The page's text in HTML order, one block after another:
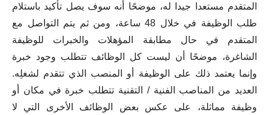
المتقدم مستعدا جيدا له، موضحًا أنه سوف يصل تأكيد باستلام
طلب الوظيفة في خلال 48 ساعة، ومن ثم يتم التواصل مع
المتقدم في حال مطابقة المؤهلات والخبرات للوظيفة
الشاغرة، موضحًا أن ليست كل الوظائف تتطلب وجود خبرة
وإنما يعتمد ذلك على الوظيفة أو المنصب الذي تتقدم لشغلِه.
العديد من المناصب الفنية / التقنية تتطلب خبرة في مكان أو
وظيفة مماثلة، على عكس بعض الوظائف الأخرى التي لا